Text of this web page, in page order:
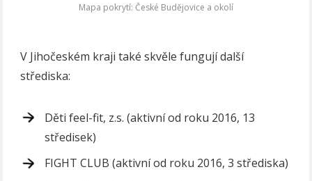
Mapa pokrytí: České Budějovice a okolí
V Jihočeském kraji také skvěle fungují další
střediska:
Děti feel-fit, z.s. (aktivní od roku 2016, 13
středisek)
FIGHT CLUB (aktivní od roku 2016, 3 střediska)